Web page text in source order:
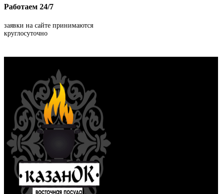
Работаем 24/7
заявки на сайте принимаются
круглосуточно